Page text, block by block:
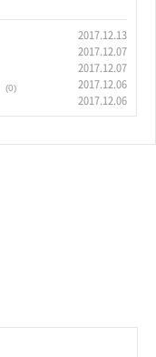
2017.12.13
2017.12.07
2017.12.07
(0) 2017.12.06
2017.12.06